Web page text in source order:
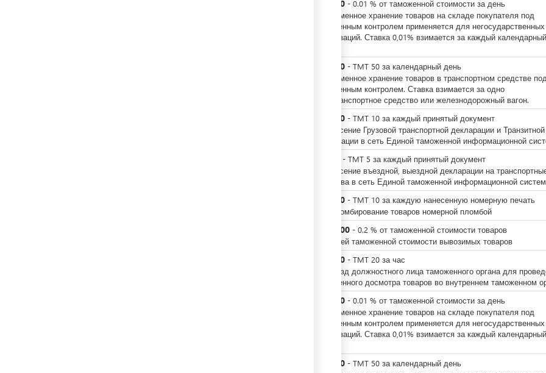
10 - 0.01 % от таможенной стоимости за день
За временное хранение товаров на складе покупателя под
таможенным контролем применяется для негосударственных
организаций. Ставка 0,01% взимается за каждый календарный
50 - TMT 50 за календарный день
За временное хранение товаров в транспортном средстве под
таможенным контролем. Ставка взимается за одно
автотранспортное средство или железнодорожный вагон.
10 - TMT 10 за каждый принятый документ
За внесение Грузовой транспортной декларации и Транзитной
декларации в сеть Единой таможенной информационной
- TMT 5 за каждый принятый документ
За внесение въездной, выездной декларации на
средства в сеть Единой таможенной информационной
10 - TMT 10 за каждую нанесенную номерную печать
За опломбирование товаров номерной пломбой
200 - 0.2 % от таможенной стоимости товаров
от общей таможенной стоимости вывозимых товаров
20 - TMT 20 за час
За выезд должностного лица таможенного органа для
таможенного досмотра товаров во внутреннем таможенном
10 - 0.01 % от таможенной стоимости за день
За временное хранение товаров на складе покупателя под
таможенным контролем применяется для негосударственных
организаций. Ставка 0,01% взимается за каждый календарный
50 - TMT 50 за календарный день